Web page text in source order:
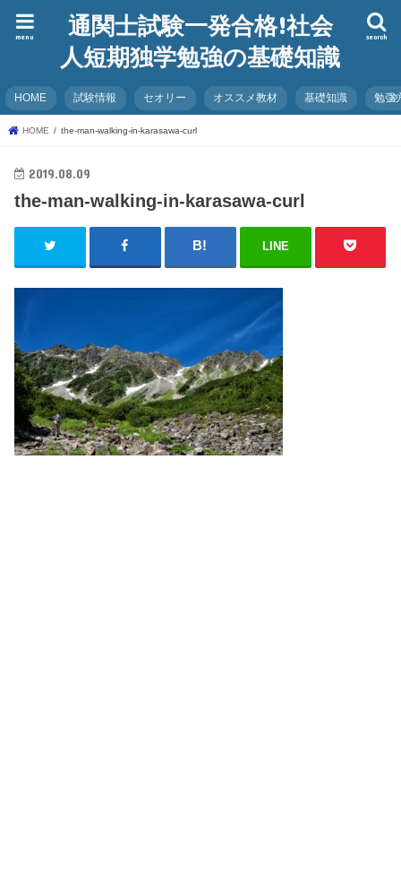
通関士試験一発合格!社会
人短期独学勉強の基礎知識
search
menu
HOME 試験情報 セオリー オススメ教材 基礎知識 勉強
HOME the-man-walking-in-karasawa-curl
2019.08.09
the-man-walking-in-karasawa-curl
LINE